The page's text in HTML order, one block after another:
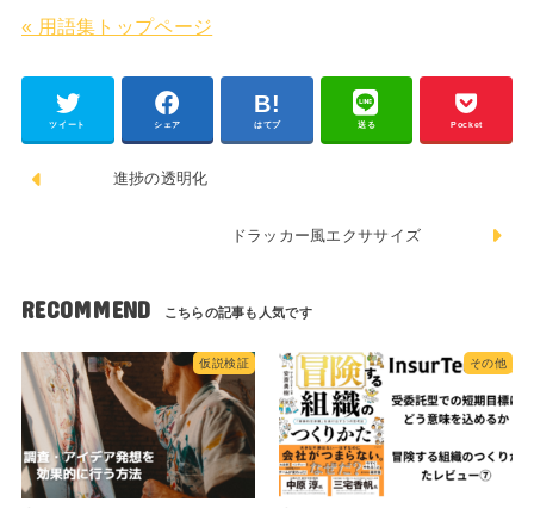
« 用語集トップページ
ツイート シェア はてブ 送る Pocket
進捗の透明化
ドラッカー風エクササイズ
RECOMMEND
仮説検証 その他